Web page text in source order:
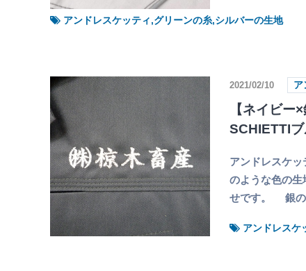
アンドレスケッティ,グリーンの糸,シルバーの生地
2021/02/10 ア
【ネイビー
SCHIETTI
アンドレスケ
のような色の
せです。 銀
アンドレスケ